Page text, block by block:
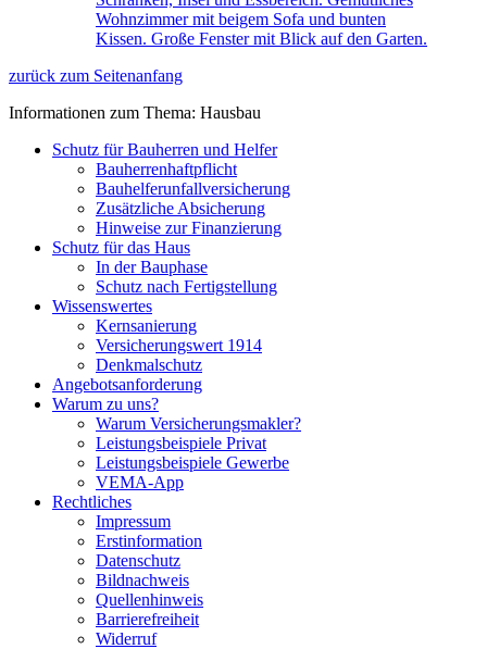
zurück zum Seitenanfang
Informationen zum Thema: Hausbau
Schutz für Bauherren und Helfer
Bauherrenhaftpflicht
Bauhelferunfallversicherung
Zusätzliche Absicherung
Hinweise zur Finanzierung
Schutz für das Haus
In der Bauphase
Schutz nach Fertigstellung
Wissenswertes
Kernsanierung
Versicherungswert 1914
Denkmalschutz
Angebotsanforderung
Warum zu uns?
Warum Versicherungsmakler?
Leistungsbeispiele Privat
Leistungsbeispiele Gewerbe
VEMA-App
Rechtliches
Impressum
Erstinformation
Datenschutz
Bildnachweis
Quellenhinweis
Barrierefreiheit
Widerruf